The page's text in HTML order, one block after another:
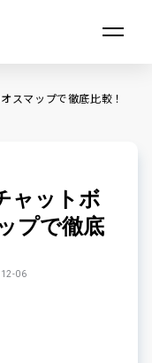
スマップで徹底比較！
ャットボ
プで徹底
06